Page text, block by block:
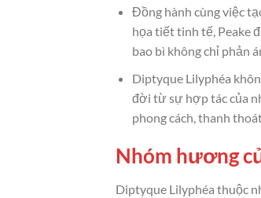
Đồng hành cùng việc
họa tiết tinh tế, Peake
bao bì không chỉ phản
Diptyque Lilyphéa
đời từ sự hợp tác của
phong cách, thanh
Nhóm hương
Diptyque Lilyphéa thuộc